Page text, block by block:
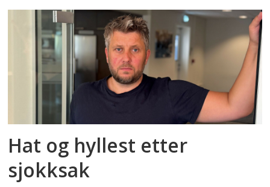
Hat og hyllest etter
sjokksak